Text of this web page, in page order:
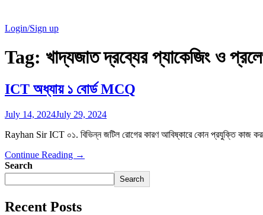
Login/Sign up
Tag: খাদ্যজাত দ্রব্যের প্যাকেজিং ও
ICT অধ্যায় ১ বোর্ড MCQ
July 14, 2024July 29, 2024
Rayhan Sir ICT ০১. বিভিন্ন জটিল রোগের কারণ আবিষ্কারে কোন প্রযুক্তি কাজ
Continue Reading →
Search
Search
Recent Posts